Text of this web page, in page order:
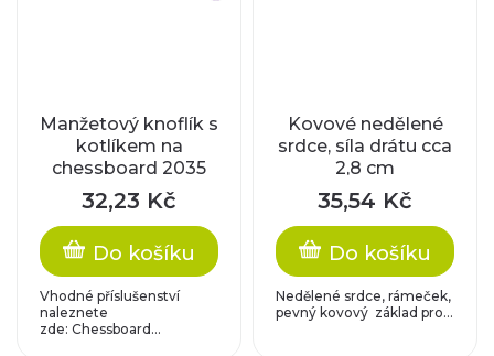
Manžetový knoflík s
kotlíkem na
chessboard 2035
14mm
32,23 Kč
Do košíku
Vhodné příslušenství
naleznete
zde: Chessboard...
Kovové nedělené
srdce, síla drátu cca
2,8 cm
35,54 Kč
Do košíku
Nedělené srdce, rámeček,
pevný kovový základ pro...